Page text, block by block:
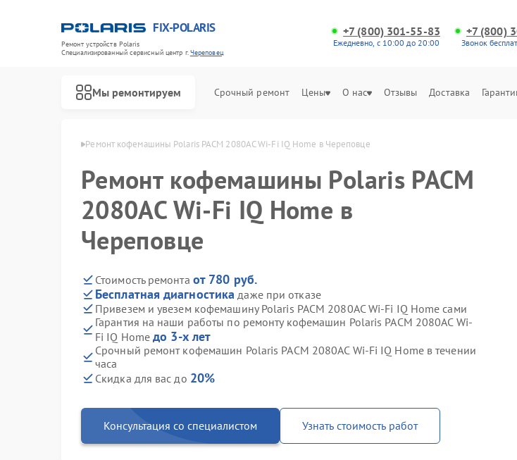
FIX-POLARIS
Ремонт устройств Polaris
Специализированный cервисный центр г.Череповец
+7 (800) 301-55-83
Ежедневно, с 10:00 до 20:00
+7 (800)
Звонок
Мы ремонтируем Срочный ремонт Цены О нас Отзывы Доставка
в Череповце Ремонт кофемашины Polaris PACM 2080AC Wi-Fi IQ Home в Череповце
Ремонт кофемашины Polaris PACM
2080AC Wi-Fi IQ Home в
Череповце
Стоимость ремонта от 780 руб.
Бесплатная диагностика даже при отказе
Привезем и увезем кофемашину Polaris PACM 2080AC Wi-Fi IQ Home сами
Гарантия на наши работы по ремонту кофемашин Polaris PACM 2080AC Wi-
Fi IQ Homeдо 3-х лет
Срочный ремонт кофемашин Polaris PACM 2080AC Wi-Fi IQ Home в течении
часа
Скидка для вас до 20%
Консультация со специалистом Узнать стоимость работ